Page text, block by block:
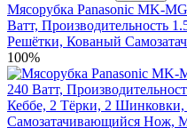
Мясорубка Panasonic MK-
Ватт, Производительность
Решётки, Кованый
100%